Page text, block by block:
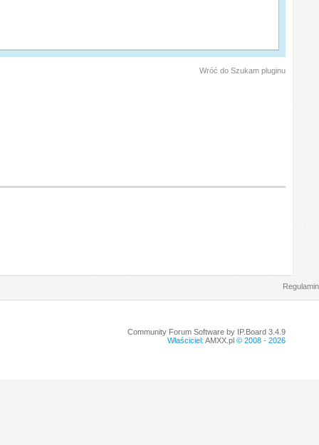
Wróć do Szukam pluginu
Regulamin
Community Forum Software by IP.Board 3.4.9
Właściciel: AMXX.pl© 2008 - 2026